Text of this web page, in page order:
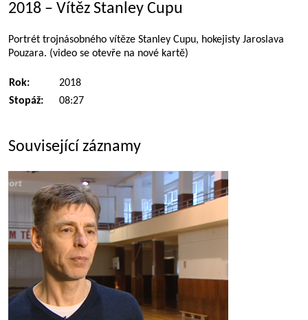
2018 – Vítěz Stanley Cupu
Portrét trojnásobného vítěze Stanley Cupu, hokejisty Jaroslava
Pouzara. (video se otevře na nové kartě)
Rok:
2018
Stopáž:
08:27
Související záznamy